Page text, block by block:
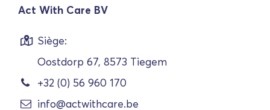
Act With Care BV
Siège:
Oostdorp 67, 8573 Tiegem
+32 (0) 56 960 170
info@actwithcare.be